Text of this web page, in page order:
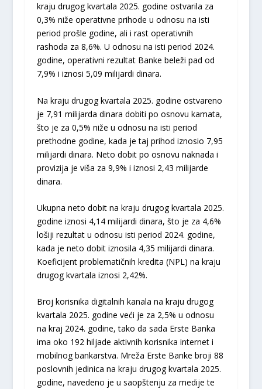
kraju drugog kvartala 2025. godine ostvarila za
0,3% niže operativne prihode u odnosu na isti
period prošle godine, ali i rast operativnih
rashoda za 8,6%. U odnosu na isti period 2024.
godine, operativni rezultat Banke beleži pad od
7,9% i iznosi 5,09 milijardi dinara.
Na kraju drugog kvartala 2025. godine ostvareno
je 7,91 milijarda dinara dobiti po osnovu kamata,
što je za 0,5% niže u odnosu na isti period
prethodne godine, kada je taj prihod iznosio 7,95
milijardi dinara. Neto dobit po osnovu naknada i
provizija je viša za 9,9% i iznosi 2,43 milijarde
dinara.
Ukupna neto dobit na kraju drugog kvartala 2025.
godine iznosi 4,14 milijardi dinara, što je za 4,6%
lošiji rezultat u odnosu isti period 2024. godine,
kada je neto dobit iznosila 4,35 milijardi dinara.
Koeficijent problematičnih kredita (NPL) na kraju
drugog kvartala iznosi 2,42%.
Broj korisnika digitalnih kanala na kraju drugog
kvartala 2025. godine veći je za 2,5% u odnosu
na kraj 2024. godine, tako da sada Erste Banka
ima oko 192 hiljade aktivnih korisnika internet i
mobilnog bankarstva. Mreža Erste Banke broji 88
poslovnih jedinica na kraju drugog kvartala 2025.
godine, navedeno je u saopštenju za medije te